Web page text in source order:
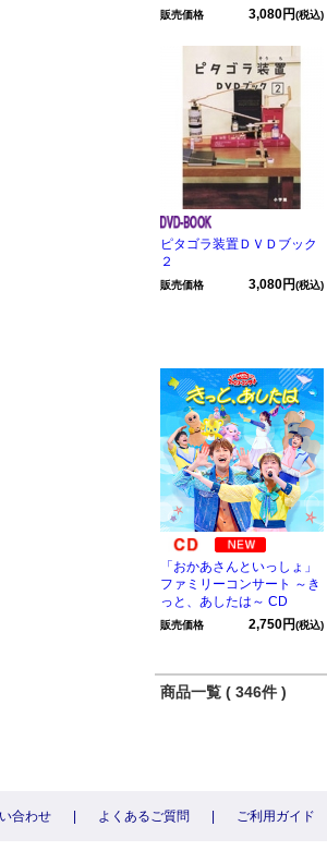
販売価格 3,080円(税込)
ピタゴラ装置ＤＶＤブック
２
販売価格 3,080円(税込)
「おかあさんといっしょ」
ファミリーコンサート ～き
っと、あしたは～ CD
販売価格 2,750円(税込)
商品一覧 ( 346件 )
合わせ よくあるご質問 ご利用ガイド